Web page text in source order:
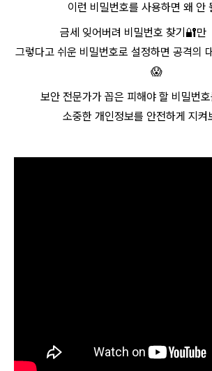
이런 비밀번호를 사용하면 왜 안
금세 잊어버려 비밀번호 찾기🔐만
그렇다고 쉬운 비밀번호로 설정하면 공격의
😱
보안 전문가가 꼽은 피해야 할 비밀번
소중한 개인정보를 안전하게 지켜